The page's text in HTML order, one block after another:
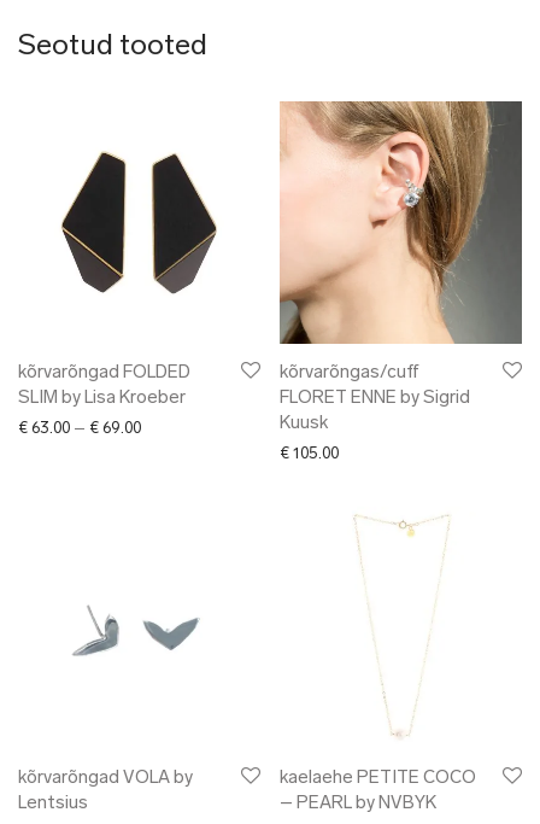
Seotud tooted
kõrvarõngad FOLDED
SLIM by Lisa Kroeber
€ 63.00 – € 69.00Price range: € 63.00 through € 69.00
kõrvarõngas/cuff
FLORET ENNE by Sigrid
Kuusk
€ 105.00
kõrvarõngad VOLA by
Lentsius
kaelaehe PETITE COCO
– PEARL by NVBYK